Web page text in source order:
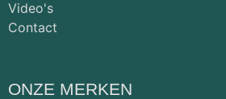
Video's
Contact
ONZE MERKEN